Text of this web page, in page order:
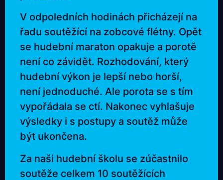
V odpoledních hodinách přicházejí na
řadu soutěžící na zobcové flétny. Opět
se hudební maraton opakuje a porotě
není co závidět. Rozhodování, který
hudební výkon je lepší nebo horší,
není jednoduché. Ale porota se s tím
vypořádala se ctí. Nakonec vyhlašuje
výsledky i s postupy a soutěž může
být ukončena.
Za naši hudební školu se zúčastnilo
soutěže celkem 10 soutěžících